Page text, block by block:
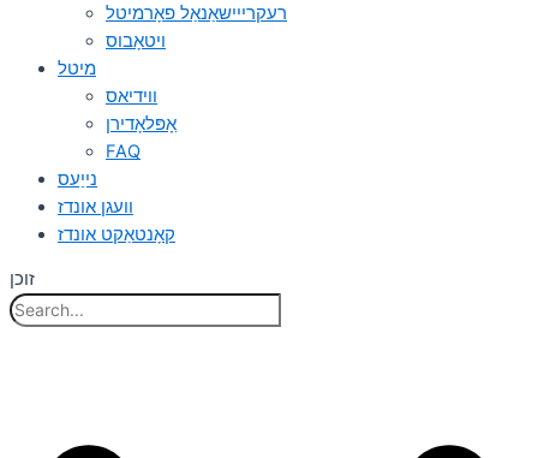
רעקרייישאַנאַל פאָרמיטל
ויטאָבוס
מיטל
ווידיאס
אָפּלאָדירן
FAQ
נייַעס
וועגן אונדז
קאָנטאַקט אונדז
זוכן